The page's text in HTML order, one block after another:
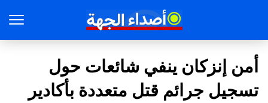
أمن إنزكان ينفي شائعات حول
تسجيل جرائم قتل متعددة بأكادير